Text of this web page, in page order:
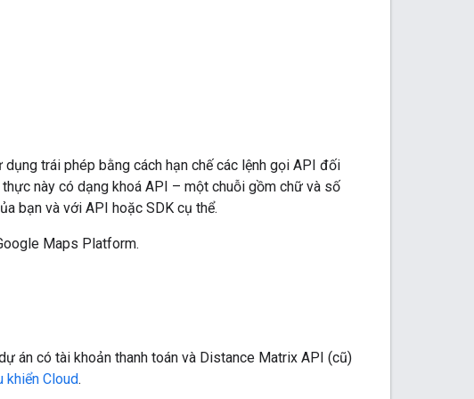
trái phép bằng cách hạn chế các lệnh gọi API đối
này có dạng khoá API – một chuỗi gồm chữ và số
bạn và với API hoặc SDK cụ thể.
Maps Platform.
án có tài khoản thanh toán và Distance Matrix API (cũ)
khiển Cloud.